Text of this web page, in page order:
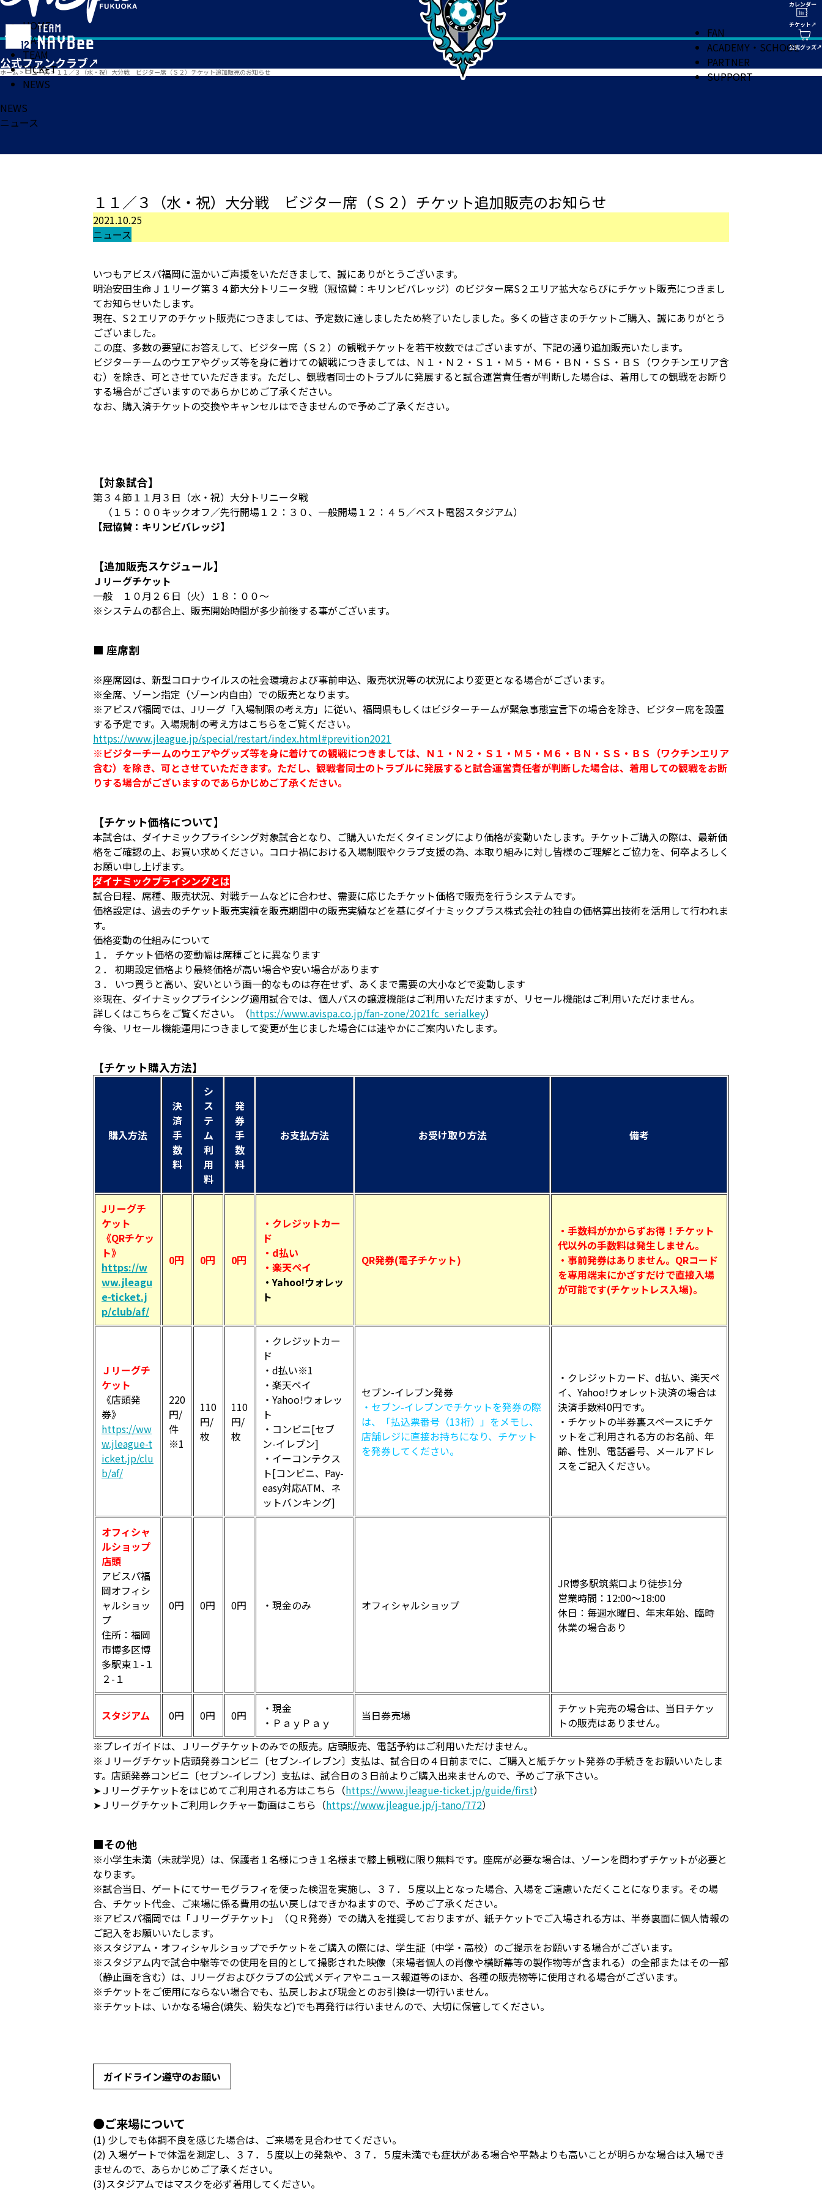
HOME
MATCH
TEAM
TICKET
NEWS
FAN
ACADEMY・SCHOOL
PARTNER
SUPPORT
ホーム > ニュース> １１／３（水・祝）大分戦 ビジター席（Ｓ２）チケット追加販売のお知らせ
NEWS
ニュース
１１／３（水・祝）大分戦 ビジター席（Ｓ２）チケット追加販売のお知らせ
2021.10.25
ニュース
いつもアビスパ福岡に温かいご声援をいただきまして、誠にありがとうございます。
明治安田生命Ｊ１リーグ第３４節大分トリニータ戦（冠協賛：キリンビバレッジ）のビジター席S２エリア拡大ならびにチケット販売につきまし
てお知らせいたします。
現在、S２エリアのチケット販売につきましては、予定数に達しましたため終了いたしました。多くの皆さまのチケットご購入、誠にありがとう
ございました。
この度、多数の要望にお答えして、ビジター席（Ｓ２）の観戦チケットを若干枚数ではございますが、下記の通り追加販売いたします。
ビジターチームのウエアやグッズ等を身に着けての観戦につきましては、Ｎ１・Ｎ２・Ｓ１・Ｍ５・Ｍ６・ＢＮ・ＳＳ・ＢＳ（ワクチンエリア含
む）を除き、可とさせていただきます。ただし、観戦者同士のトラブルに発展すると試合運営責任者が判断した場合は、着用しての観戦をお断り
する場合がございますのであらかじめご了承ください。
なお、購入済チケットの交換やキャンセルはできませんので予めご了承ください。
【対象試合】
第３４節１１月３日（水・祝）大分トリニータ戦
（１５：００キックオフ／先行開場１２：３０、一般開場１２：４５／ベスト電器スタジアム）
【冠協賛：キリンビバレッジ】
【追加販売スケジュール】
Ｊリーグチケット
一般 １０月２６日（火）１８：００～
※システムの都合上、販売開始時間が多少前後する事がございます。
■ 座席割
※座席図は、新型コロナウイルスの社会環境および事前申込、販売状況等の状況により変更となる場合がございます。
※全席、ゾーン指定（ゾーン内自由）での販売となります。
※アビスパ福岡では、Jリーグ「入場制限の考え方」に従い、福岡県もしくはビジターチームが緊急事態宣言下の場合を除き、ビジター席を設置
する予定です。入場規制の考え方はこちらをご覧ください。
https://www.jleague.jp/special/restart/index.html#prevition2021
※ビジターチームのウエアやグッズ等を身に着けての観戦につきましては、Ｎ１・Ｎ２・Ｓ１・Ｍ５・Ｍ６・ＢＮ・ＳＳ・ＢＳ（ワクチンエリア
含む）を除き、可とさせていただきます。ただし、観戦者同士のトラブルに発展すると試合運営責任者が判断した場合は、着用しての観戦をお断
りする場合がございますのであらかじめご了承ください。
【チケット価格について】
本試合は、ダイナミックプライシング対象試合となり、ご購入いただくタイミングにより価格が変動いたします。チケットご購入の際は、最新価
格をご確認の上、お買い求めください。コロナ禍における入場制限やクラブ支援の為、本取り組みに対し皆様のご理解とご協力を、何卒よろしく
お願い申し上げます。
ダイナミックプライシングとは
試合日程、席種、販売状況、対戦チームなどに合わせ、需要に応じたチケット価格で販売を行うシステムです。
価格設定は、過去のチケット販売実績を販売期間中の販売実績などを基にダイナミックプラス株式会社の独自の価格算出技術を活用して行われま
す。
価格変動の仕組みについて
１． チケット価格の変動幅は席種ごとに異なります
２． 初期設定価格より最終価格が高い場合や安い場合があります
３． いつ買うと高い、安いという画一的なものは存在せず、あくまで需要の大小などで変動します
※現在、ダイナミックプライシング適用試合では、個人パスの譲渡機能はご利用いただけますが、リセール機能はご利用いただけません。
詳しくはこちらをご覧ください。（https://www.avispa.co.jp/fan-zone/2021fc_serialkey）
今後、リセール機能運用につきまして変更が生じました場合には速やかにご案内いたします。
【チケット購入方法】
購入方法
決
済
手
数
料
シ
ス
テ
ム
利
用
料
発
券
手
数
料
お支払方法 お受け取り方法 備考
Jリーグチ
ケット
《QRチケッ
ト》
https://w
ww.jleagu
e-ticket.j
p/club/af/
0円 0円 0円
・クレジットカー
ド
・d払い
・楽天ペイ
・Yahoo!ウォレッ
ト
QR発券(電子チケット)
・手数料がかからずお得！チケット
代以外の手数料は発生しません。
・事前発券はありません。QRコード
を専用端末にかざすだけで直接入場
が可能です(チケットレス入場)。
Ｊリーグチ
ケット
《店頭発
券》
https://ww
w.jleague-t
icket.jp/clu
b/af/
220
円/
件
※1
110
円/
枚
110
円/
枚
・クレジットカー
ド
・d払い※1
・楽天ペイ
・Yahoo!ウォレッ
ト
・コンビニ[セブ
ン-イレブン]
・イーコンテクス
ト[コンビニ、Pay-
easy対応ATM、ネ
ットバンキング]
セブン-イレブン発券
・セブン-イレブンでチケットを発券の際
は、「払込票番号（13桁）」をメモし、
店舗レジに直接お持ちになり、チケット
を発券してください。
・クレジットカード、d払い、楽天ペ
イ、Yahoo!ウォレット決済の場合は
決済手数料0円です。
・チケットの半券裏スペースにチケ
ットをご利用される方のお名前、年
齢、性別、電話番号、メールアドレ
スをご記入ください。
オフィシャ
ルショップ
店頭
アビスパ福
岡オフィシ
ャルショッ
プ
住所：福岡
市博多区博
多駅東１-１
２-１
0円 0円 0円 ・現金のみ オフィシャルショップ
JR博多駅筑紫口より徒歩1分
営業時間：12:00～18:00
休日：毎週水曜日、年末年始、臨時
休業の場合あり
スタジアム 0円 0円 0円
・現金
・ＰａｙＰａｙ
当日券売場
チケット完売の場合は、当日チケッ
トの販売はありません。
※プレイガイドは、Ｊリーグチケットのみでの販売。店頭販売、電話予約はご利用いただけません。
※Ｊリーグチケット店頭発券コンビニ〔セブン-イレブン〕支払は、試合日の４日前までに、ご購入と紙チケット発券の手続きをお願いいたしま
す。店頭発券コンビニ〔セブン-イレブン〕支払は、試合日の３日前よりご購入出来ませんので、予めご了承下さい。
➤Ｊリーグチケットをはじめてご利用される方はこちら（https://www.jleague-ticket.jp/guide/first）
➤Ｊリーグチケットご利用レクチャー動画はこちら（https://www.jleague.jp/j-tano/772）
■その他
※小学生未満（未就学児）は、保護者１名様につき１名様まで膝上観戦に限り無料です。座席が必要な場合は、ゾーンを問わずチケットが必要と
なります。
※試合当日、ゲートにてサーモグラフィを使った検温を実施し、３７．５度以上となった場合、入場をご遠慮いただくことになります。その場
合、チケット代金、ご来場に係る費用の払い戻しはできかねますので、予めご了承ください。
※アビスパ福岡では「Ｊリーグチケット」（ＱＲ発券）での購入を推奨しておりますが、紙チケットでご入場される方は、半券裏面に個人情報の
ご記入をお願いいたします。
※スタジアム・オフィシャルショップでチケットをご購入の際には、学生証（中学・高校）のご提示をお願いする場合がございます。
※スタジアム内で試合中継等での使用を目的として撮影された映像（来場者個人の肖像や横断幕等の製作物等が含まれる）の全部またはその一部
（静止画を含む）は、Jリーグおよびクラブの公式メディアやニュース報道等のほか、各種の販売物等に使用される場合がございます。
※チケットをご使用にならない場合でも、払戻しおよび現金とのお引換は一切行いません。
※チケットは、いかなる場合(焼失、紛失など)でも再発行は行いませんので、大切に保管してください。
ガイドライン遵守のお願い
●ご来場について
(1) 少しでも体調不良を感じた場合は、ご来場を見合わせてください。
(2) 入場ゲートで体温を測定し、３７．５度以上の発熱や、３７．５度未満でも症状がある場合や平熱よりも高いことが明らかな場合は入場でき
ませんので、あらかじめご了承ください。
(3)スタジアムではマスクを必ず着用してください。